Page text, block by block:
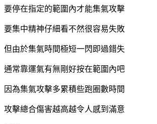
要停在指定的範圍內才能集氣攻擊
要集中精神仔細看不然很容易失敗
但由於集氣時間極短一閃即過錯失
通常靠運氣有無剛好按在範圍內吧
因為集氣攻擊多累積些跑圈數時間
攻擊總合傷害越高越令人感到滿意